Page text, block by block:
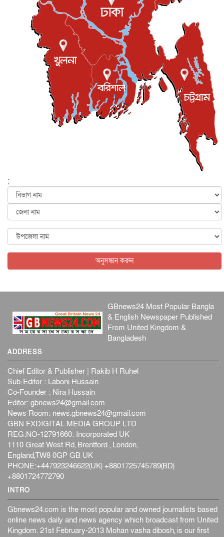
খেলাধুলা
শিল্পকলায় চলচ্চিত্র উৎসব, বিনা মূল্যে দেখা যাবে ৬ সিনেমা
বিনোদন ৮ আগস্ট, ২০২৬
ইস্ট লন্ডন মসজিদের জুমার খুতবা : “কুরআন হোক জীবন দেখার
লেন্স...
ইসলাম ও জীবন ৭ আগস্ট, ২০২৬
সিলেটের কন্যা মোহিনী রশিদ এনওয়াইপিডির উচ্চপদস্থ কর্মকর্তা
দেশজুড়ে ৬ আগস্ট, ২০২৬
আজ থেকে সবার জন্য উন্মুক্ত জুলাই স্মৃতি জাদুঘর
৬ আগস্ট, ২০২৬
৬ আগস্ট, ২০২৬
জুলাইয়ের কৃতিত্ব নেওয়ার জন্য সবাই প্রতিযোগিতায় নেমেছে :
৬ আগস্ট, ২০২৬
৬ আগস্ট, ২০২৬
;
অনুসন্ধান করুন
GBnews24 Most Popular Bangla
& English Newspaper Published
From United Kingdom &
Bangladesh
ADDRESS
Chief Editor & Publisher | Rakib H Ruhel
Sub-Editor : Laboni Hussain
Co-Founder : Nira Hussain
Editor: gbnews24@gmail.com
News Room: news.gbnews24@gmail.com
GBN FXDIGITAL MEDIA GROUP LTD
REG:NO-12791660: Incorporated UK
1110 Great West Rd, Brentford , London,
England,TW8 0GP GB UK
PHONE:+447923246622(UK) +8801725745789(BD)
+8801724772790
INTRO
Gbnews24.com is the most popular and owned journalists based
online news daily and news agency which broadcast from United
Kingdom. 21st February-2013 Mohan vasha dibosh, is our first